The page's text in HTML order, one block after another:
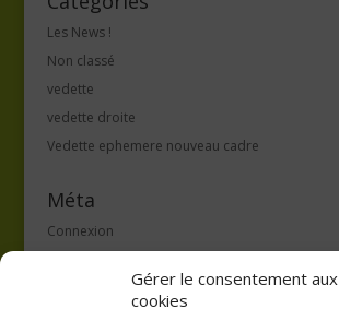
Gérer le consentement aux
cookies
Les News !
Non classé
vedette
vedette droite
Vedette ephemere nouveau cadre
Méta
Connexion
Flux des commentaires